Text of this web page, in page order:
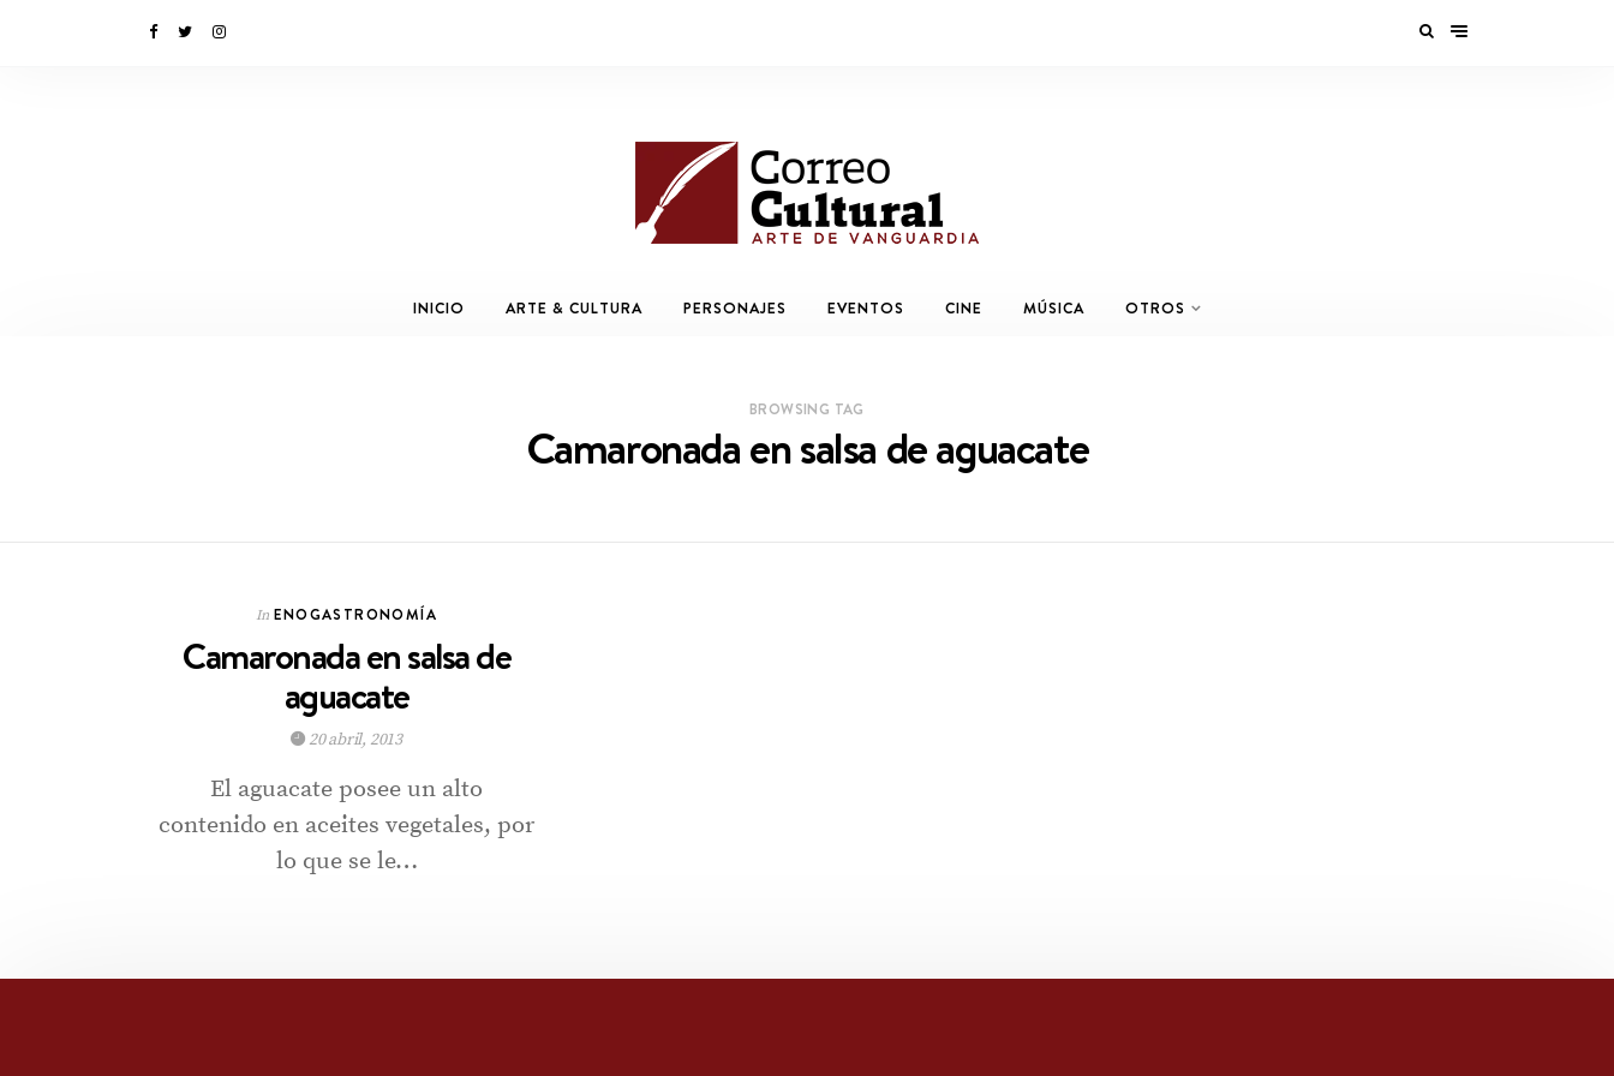
INICIO ARTE & CULTURA PERSONAJES EVENTOS CINE MÚSICA OTROS
BROWSING TAG
Camaronada en salsa de aguacate
In ENOGASTRONOMÍA
Camaronada en salsa de
aguacate
20 abril, 2013
El aguacate posee un alto
contenido en aceites vegetales, por
lo que se le…